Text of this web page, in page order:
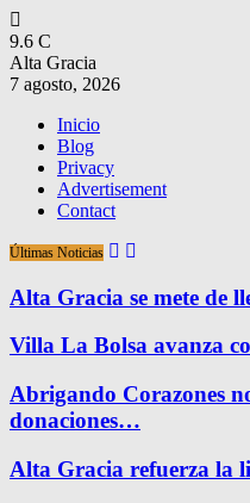
9.6 C
Alta Gracia
7 agosto, 2026
Inicio
Blog
Privacy
Advertisement
Contact
Últimas Noticias
Alta Gracia se mete de
Villa La Bolsa avanza
Abrigando Corazones
donaciones…
Alta Gracia refuerza la